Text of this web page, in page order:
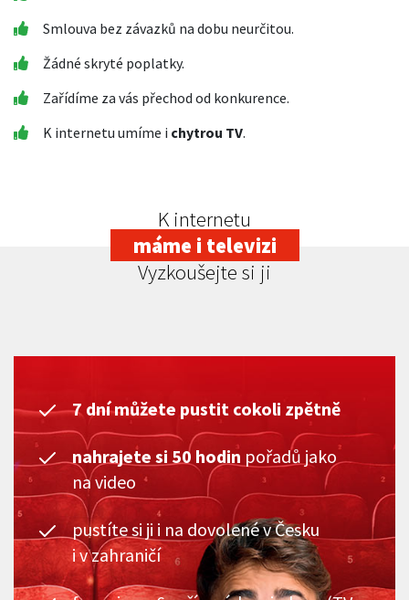
Smlouva bez závazků na dobu neurčitou.
Žádné skryté poplatky.
Zařídíme za vás přechod od konkurence.
K internetu umíme i chytrou TV.
K internetu
máme i televizi
Vyzkoušejte si ji
7 dní můžete pustit cokoli zpětně
nahrajete si 50 hodin pořadů jako
na video
pustíte si ji i na dovolené v Česku
i v zahraničí